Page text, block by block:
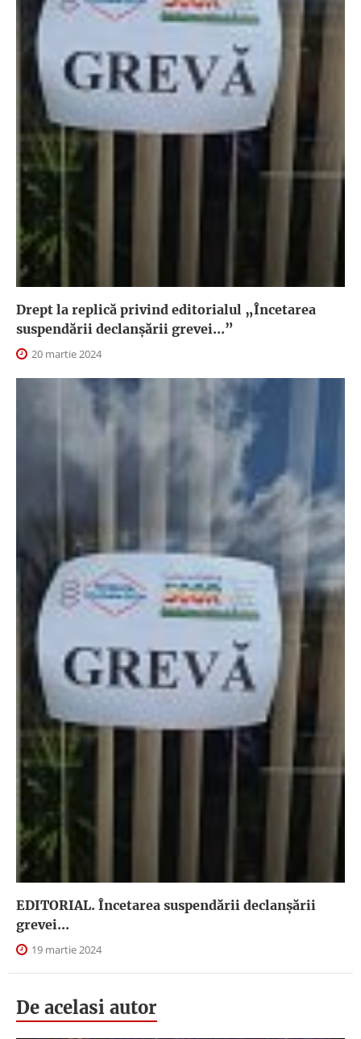
Drept la replică privind editorialul „Încetarea
suspendării declanşării grevei...”
20 martie 2024
EDITORIAL. Încetarea suspendării declanşării
grevei...
19 martie 2024
De acelasi autor